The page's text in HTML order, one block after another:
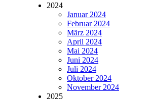
2024
Januar 2024
Februar 2024
März 2024
April 2024
Mai 2024
Juni 2024
Juli 2024
Oktober 2024
November 2024
2025